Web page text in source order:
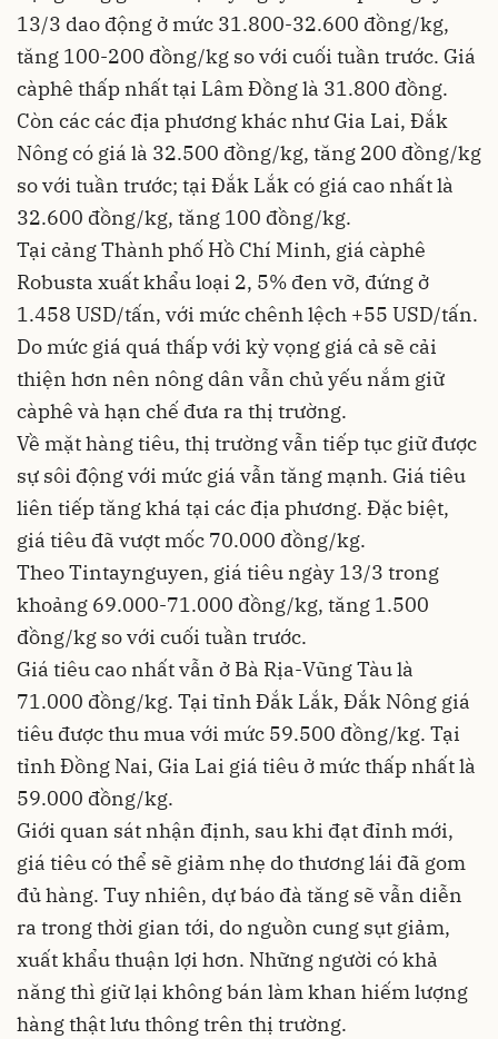
13/3 dao động ở mức 31.800-32.600 đồng/kg,
tăng 100-200 đồng/kg so với cuối tuần trước. Giá
càphê thấp nhất tại Lâm Đồng là 31.800 đồng.
Còn các các địa phương khác như Gia Lai, Đắk
Nông có giá là 32.500 đồng/kg, tăng 200 đồng/kg
so với tuần trước; tại Đắk Lắk có giá cao nhất là
32.600 đồng/kg, tăng 100 đồng/kg.
Tại cảng Thành phố Hồ Chí Minh, giá càphê
Robusta xuất khẩu loại 2, 5% đen vỡ, đứng ở
1.458 USD/tấn, với mức chênh lệch +55 USD/tấn.
Do mức giá quá thấp với kỳ vọng giá cả sẽ cải
thiện hơn nên nông dân vẫn chủ yếu nắm giữ
càphê và hạn chế đưa ra thị trường.
Về mặt hàng tiêu, thị trường vẫn tiếp tục giữ được
sự sôi động với mức giá vẫn tăng mạnh. Giá tiêu
liên tiếp tăng khá tại các địa phương. Đặc biệt,
giá tiêu đã vượt mốc 70.000 đồng/kg.
Theo Tintaynguyen, giá tiêu ngày 13/3 trong
khoảng 69.000-71.000 đồng/kg, tăng 1.500
đồng/kg so với cuối tuần trước.
Giá tiêu cao nhất vẫn ở Bà Rịa-Vũng Tàu là
71.000 đồng/kg. Tại tỉnh Đắk Lắk, Đắk Nông giá
tiêu được thu mua với mức 59.500 đồng/kg. Tại
tỉnh Đồng Nai, Gia Lai giá tiêu ở mức thấp nhất là
59.000 đồng/kg.
Giới quan sát nhận định, sau khi đạt đỉnh mới,
giá tiêu có thể sẽ giảm nhẹ do thương lái đã gom
đủ hàng. Tuy nhiên, dự báo đà tăng sẽ vẫn diễn
ra trong thời gian tới, do nguồn cung sụt giảm,
xuất khẩu thuận lợi hơn. Những người có khả
năng thì giữ lại không bán làm khan hiếm lượng
hàng thật lưu thông trên thị trường.